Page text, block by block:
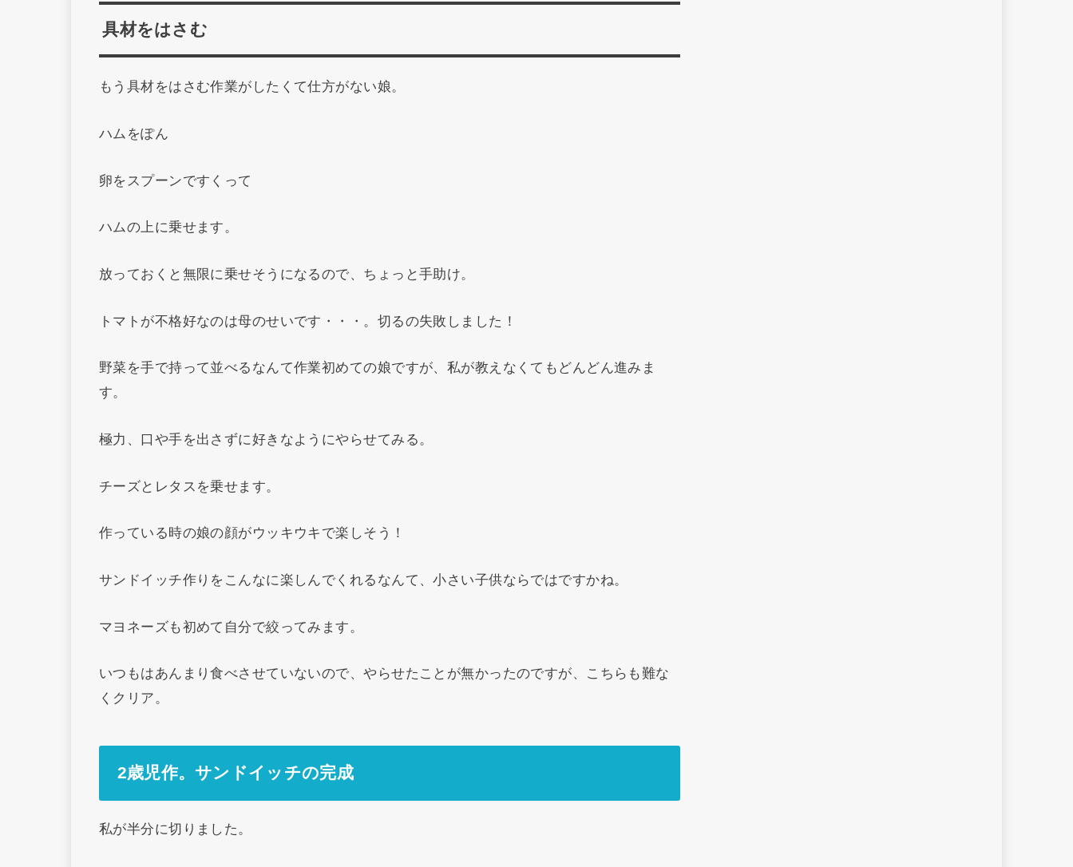
具材をはさむ
もう具材をはさむ作業がしたくて仕方がない娘。
ハムをぽん
卵をスプーンですくって
ハムの上に乗せます。
放っておくと無限に乗せそうになるので、ちょっと手助け。
トマトが不格好なのは母のせいです・・・。切るの失敗しました！
野菜を手で持って並べるなんて作業初めての娘ですが、私が教えなくてもどんどん進みま
す。
極力、口や手を出さずに好きなようにやらせてみる。
チーズとレタスを乗せます。
作っている時の娘の顔がウッキウキで楽しそう！
サンドイッチ作りをこんなに楽しんでくれるなんて、小さい子供ならではですかね。
マヨネーズも初めて自分で絞ってみます。
いつもはあんまり食べさせていないので、やらせたことが無かったのですが、こちらも難な
くクリア。
2歳児作。サンドイッチの完成
私が半分に切りました。